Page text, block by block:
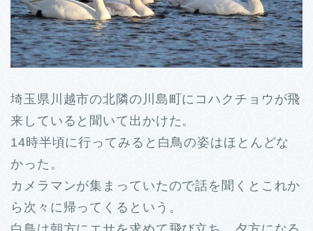
埼玉県川越市の北隣の川島町にコハクチョウが飛
来していると聞いて出かけた。
14時半頃に行ってみると白鳥の姿はほとんどな
かった。
カメラマンが集まっていたので話を聞くとこれか
ら次々に帰ってくるという。